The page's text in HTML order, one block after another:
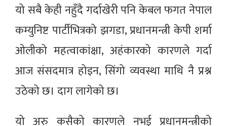
यो सबै केही नहुँदै गर्दाखेरी पनि केबल फगत नेपाल
कम्युनिष्ट पार्टीभित्रको झगडा, प्रधानमन्त्री केपी शर्मा
ओलीको महत्वाकांक्षा, अहंकारको कारणले गर्दा
आज संसदमात्र होइन, सिंगो व्यवस्था माथि नै प्रश्न
उठेको छ। दाग लागेको छ।
यो अरु कसैको कारणले नभई प्रधानमन्त्रीको